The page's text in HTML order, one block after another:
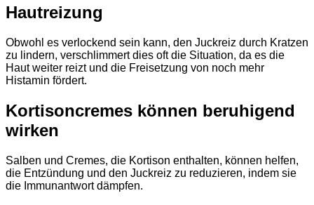
Hautreizung
Obwohl es verlockend sein kann, den Juckreiz durch Kratzen
zu lindern, verschlimmert dies oft die Situation, da es die
Haut weiter reizt und die Freisetzung von noch mehr
Histamin fördert.
Kortisoncremes können beruhigend
wirken
Salben und Cremes, die Kortison enthalten, können helfen,
die Entzündung und den Juckreiz zu reduzieren, indem sie
die Immunantwort dämpfen.